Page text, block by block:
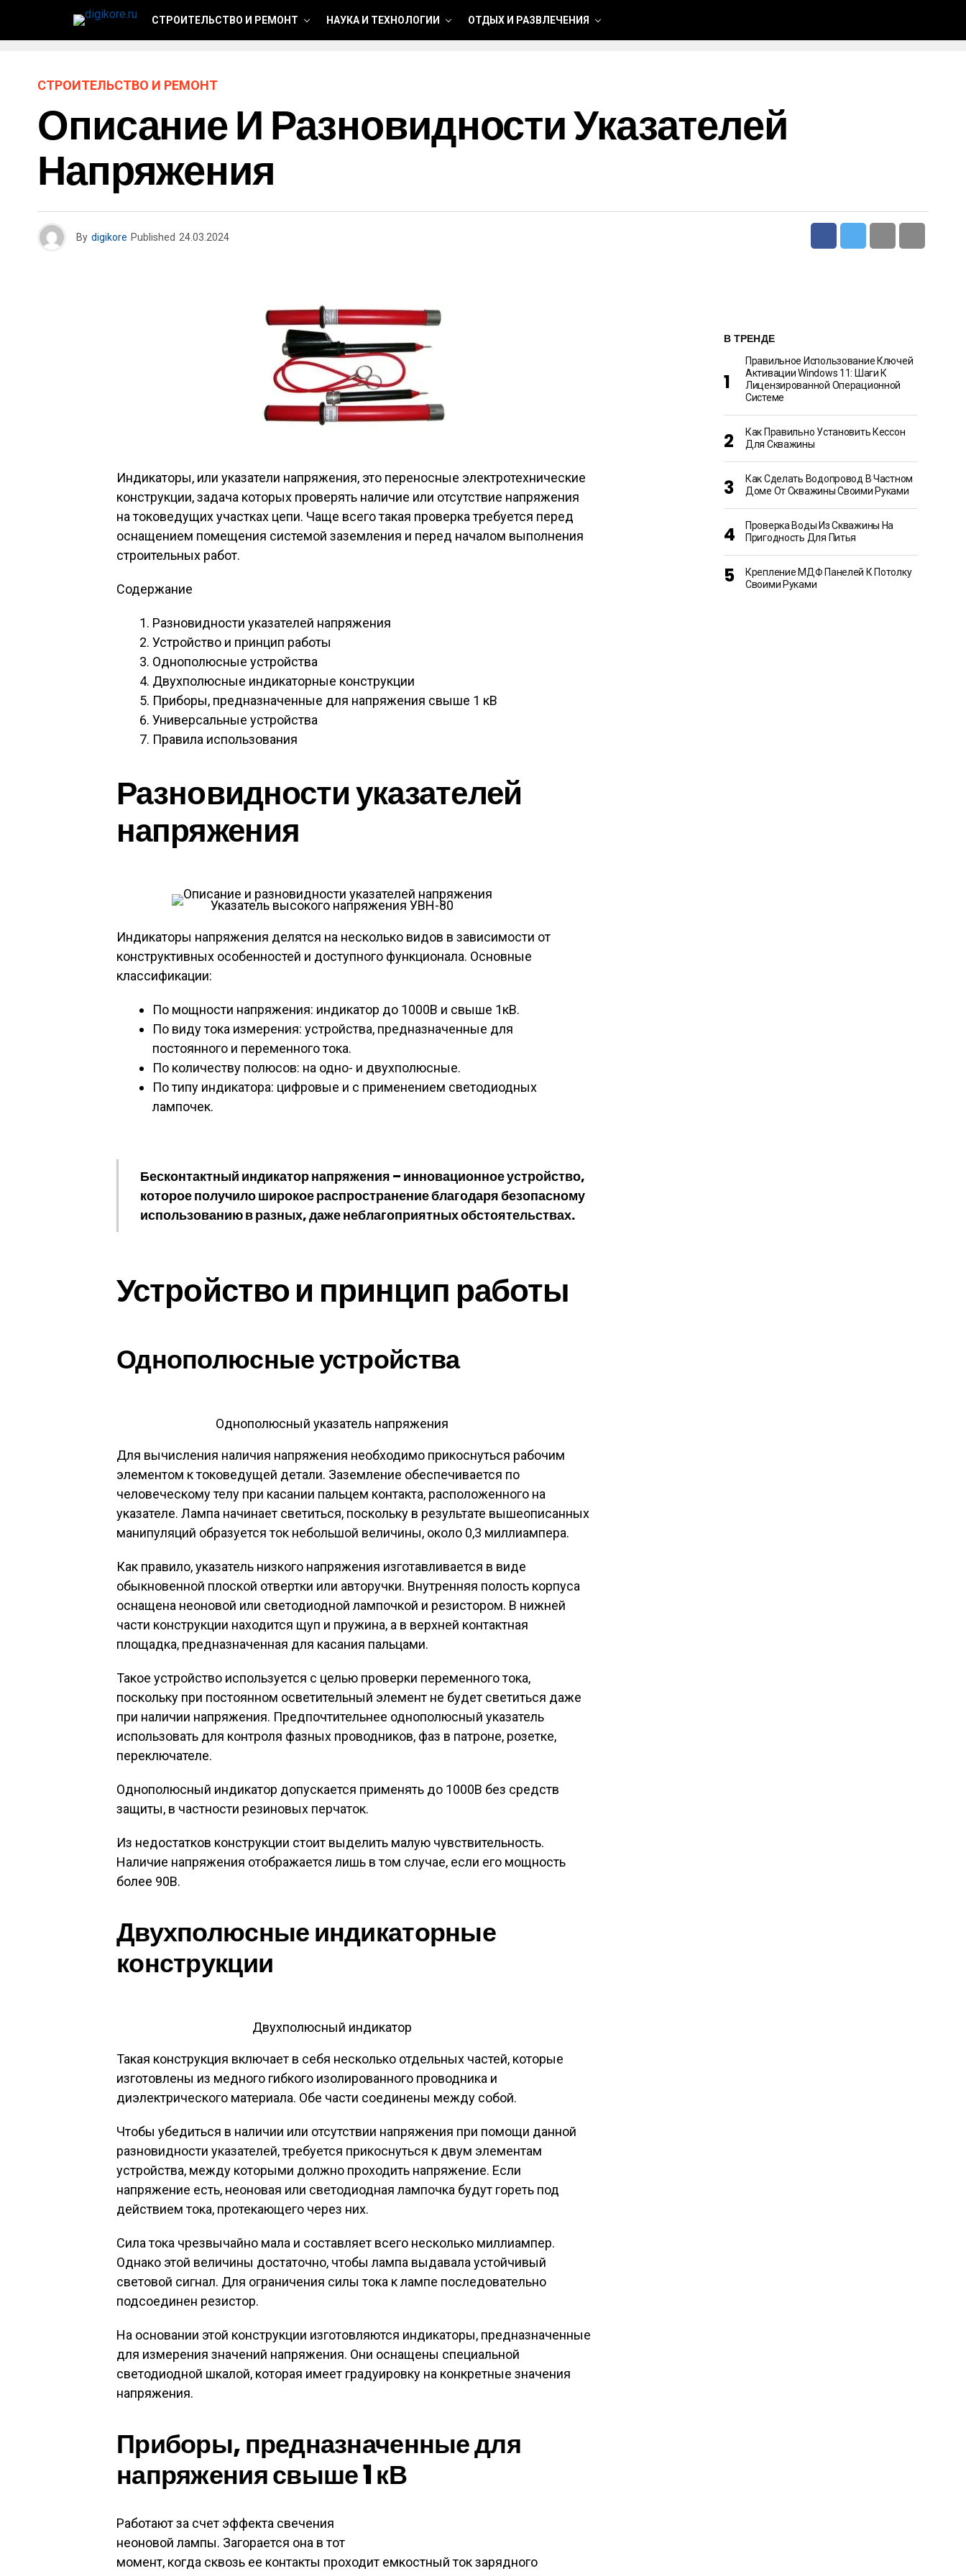
СТРОИТЕЛЬСТВО И РЕМОНТ НАУКА И ТЕХНОЛОГИИ ОТДЫХ И РАЗВЛЕЧЕНИЯ
СТРОИТЕЛЬСТВО И РЕМОНТ
Описание И Разновидности Указателей
Напряжения
By digikore Published 24.03.2024
Индикаторы, или указатели напряжения, это переносные электротехнические
конструкции, задача которых проверять наличие или отсутствие напряжения
на токоведущих участках цепи. Чаще всего такая проверка требуется перед
оснащением помещения системой заземления и перед началом выполнения
строительных работ.
Содержание
Разновидности указателей напряжения
Устройство и принцип работы
Однополюсные устройства
Двухполюсные индикаторные конструкции
Приборы, предназначенные для напряжения свыше 1 кВ
Универсальные устройства
Правила использования
Разновидности указателей
напряжения
Указатель высокого напряжения УВН-80
Индикаторы напряжения делятся на несколько видов в зависимости от
конструктивных особенностей и доступного функционала. Основные
классификации:
По мощности напряжения: индикатор до 1000В и свыше 1кВ.
По виду тока измерения: устройства, предназначенные для
постоянного и переменного тока.
По количеству полюсов: на одно- и двухполюсные.
По типу индикатора: цифровые и с применением светодиодных
лампочек.
Бесконтактный индикатор напряжения – инновационное устройство,
которое получило широкое распространение благодаря безопасному
использованию в разных, даже неблагоприятных обстоятельствах.
Устройство и принцип работы
Однополюсные устройства
Однополюсный указатель напряжения
Для вычисления наличия напряжения необходимо прикоснуться рабочим
элементом к токоведущей детали. Заземление обеспечивается по
человеческому телу при касании пальцем контакта, расположенного на
указателе. Лампа начинает светиться, поскольку в результате вышеописанных
манипуляций образуется ток небольшой величины, около 0,3 миллиампера.
Как правило, указатель низкого напряжения изготавливается в виде
обыкновенной плоской отвертки или авторучки. Внутренняя полость корпуса
оснащена неоновой или светодиодной лампочкой и резистором. В нижней
части конструкции находится щуп и пружина, а в верхней контактная
площадка, предназначенная для касания пальцами.
Такое устройство используется с целью проверки переменного тока,
поскольку при постоянном осветительный элемент не будет светиться даже
при наличии напряжения. Предпочтительнее однополюсный указатель
использовать для контроля фазных проводников, фаз в патроне, розетке,
переключателе.
Однополюсный индикатор допускается применять до 1000В без средств
защиты, в частности резиновых перчаток.
Из недостатков конструкции стоит выделить малую чувствительность.
Наличие напряжения отображается лишь в том случае, если его мощность
более 90В.
Двухполюсные индикаторные
конструкции
Двухполюсный индикатор
Такая конструкция включает в себя несколько отдельных частей, которые
изготовлены из медного гибкого изолированного проводника и
диэлектрического материала. Обе части соединены между собой.
Чтобы убедиться в наличии или отсутствии напряжения при помощи данной
разновидности указателей, требуется прикоснуться к двум элементам
устройства, между которыми должно проходить напряжение. Если
напряжение есть, неоновая или светодиодная лампочка будут гореть под
действием тока, протекающего через них.
Сила тока чрезвычайно мала и составляет всего несколько миллиампер.
Однако этой величины достаточно, чтобы лампа выдавала устойчивый
световой сигнал. Для ограничения силы тока к лампе последовательно
подсоединен резистор.
На основании этой конструкции изготовляются индикаторы, предназначенные
для измерения значений напряжения. Они оснащены специальной
светодиодной шкалой, которая имеет градуировку на конкретные значения
напряжения.
Приборы, предназначенные для
напряжения свыше 1 кВ
Работают за счет эффекта свечения
неоновой лампы. Загорается она в тот
момент, когда сквозь ее контакты проходит емкостный ток зарядного
В ТРЕНДЕ
Правильное Использование Ключей
Активации Windows 11: Шаги К
Лицензированной Операционной
Системе
Как Правильно Установить Кессон
Для Скважины
Как Сделать Водопровод В Частном
Доме От Скважины Своими Руками
Проверка Воды Из Скважины На
Пригодность Для Питья
Крепление МДФ Панелей К Потолку
Своими Руками